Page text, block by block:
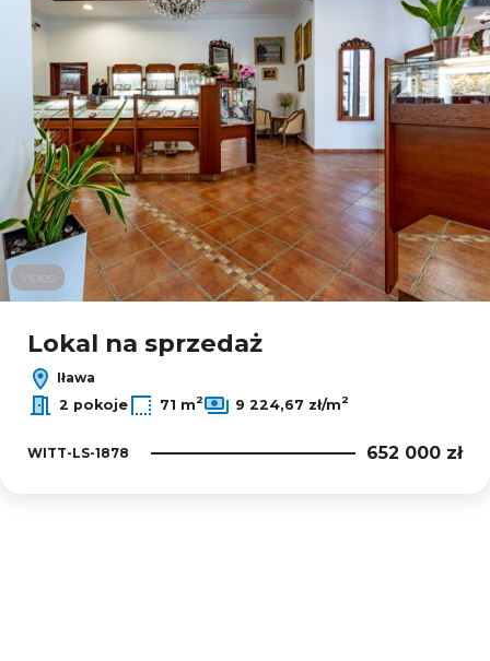
Video
Lokal na sprzedaż
Iława
2 pokoje
71 m2 9 224,67 zł/m2
WITT-LS-1878 652 000 zł